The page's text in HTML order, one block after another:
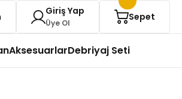
Giriş Yap
Üye Ol
Sepet
AksesuarlarDebriyaj Seti